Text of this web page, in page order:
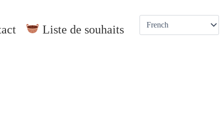
Liste de souhaits